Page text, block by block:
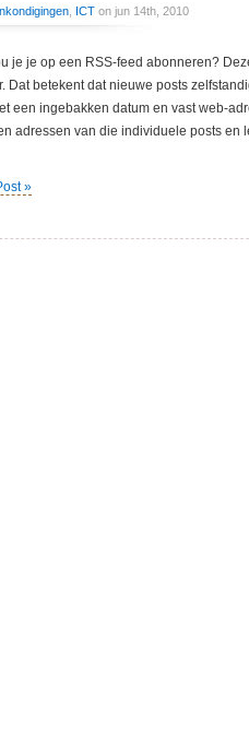
ICT on jun 14th, 2010
je je op een RSS-feed abonneren?
Dat betekent dat nieuwe posts
een ingebakken datum en vast web-
adressen van die individuele posts en
»